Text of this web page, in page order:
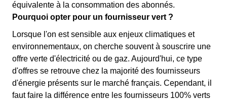
équivalente à la consommation des abonnés.
Pourquoi opter pour un fournisseur vert ?
Lorsque l'on est sensible aux enjeux climatiques et
environnementaux, on cherche souvent à souscrire une
offre verte d'électricité ou de gaz. Aujourd'hui, ce type
d'offres se retrouve chez la majorité des fournisseurs
d'énergie présents sur le marché français. Cependant, il
faut faire la différence entre les fournisseurs 100% verts